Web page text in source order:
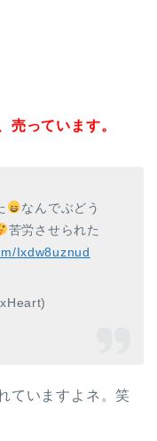
売っています。
なんでぶどう
苦労させられた
Ixdw8uznud
ていますよネ。笑